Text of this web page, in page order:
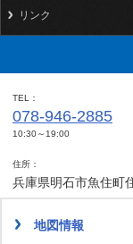
リンク
TEL
078-946-2885
10:30～19:00
住所
兵庫県明石市魚住町
地図情報